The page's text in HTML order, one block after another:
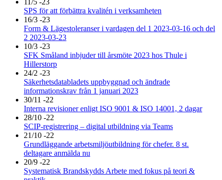
11/5 -23
SPS för att förbättra kvalitén i verksamheten
16/3 -23
Form & Lägestoleranser i vardagen del 1 2023-03-16 och del
2 2023-03-23
10/3 -23
SFK Småland inbjuder till årsmöte 2023 hos Thule i
Hillerstorp
24/2 -23
Säkerhetsdatabladets uppbyggnad och ändrade
informationskrav från 1 januari 2023
30/11 -22
Interna revisioner enligt ISO 9001 & ISO 14001, 2 dagar
28/10 -22
SCIP-registrering – digital utbildning via Teams
21/10 -22
Grundläggande arbetsmiljöutbildning för chefer. 8 st.
deltagare anmälda nu
20/9 -22
Systematisk Brandskydds Arbete med fokus på teori &